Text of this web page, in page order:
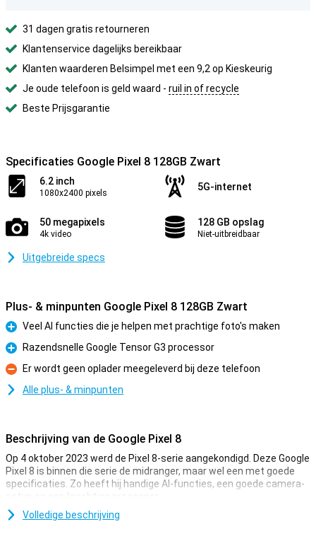
31 dagen gratis retourneren
Klantenservice dagelijks bereikbaar
Klanten waarderen Belsimpel met een 9,2 op Kieskeurig
Je oude telefoon is geld waard - ruil in of recycle
Beste Prijsgarantie
Specificaties Google Pixel 8 128GB Zwart
6.2 inch
1080x2400 pixels
5G-internet
50 megapixels
4k video
128 GB opslag
Niet-uitbreidbaar
Uitgebreide specs
Plus- & minpunten Google Pixel 8 128GB Zwart
Pluspunt
Veel AI functies die je helpen met prachtige foto's maken
Pluspunt
Razendsnelle Google Tensor G3 processor
Minpunt
Er wordt geen oplader meegeleverd bij deze telefoon
Alle plus- & minpunten
Beschrijving van de Google Pixel 8
Op 4 oktober 2023 werd de Pixel 8-serie aangekondigd. Deze Google
Pixel 8 is binnen die serie de midranger, maar wel een met goede
specificaties. Zo heeft hij handige AI-functies, een goede camera-
setup en een krachtige processor.
Volledige beschrijving